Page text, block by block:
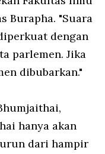
Burapha. "Suara
dengan
parlemen. Jika
dibubarkan."
hanya akan
dari hampir